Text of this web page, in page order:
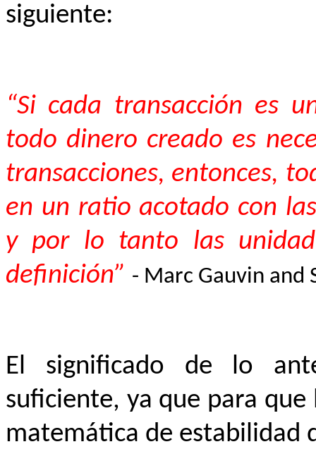
siguiente:
“Si cada transacción es
todo dinero creado es
transacciones, entonces,
en un ratio acotado con
y por lo tanto las
definición” - Marc Gauvin
El significado de lo
suficiente, ya que para que
matemática de estabilidad